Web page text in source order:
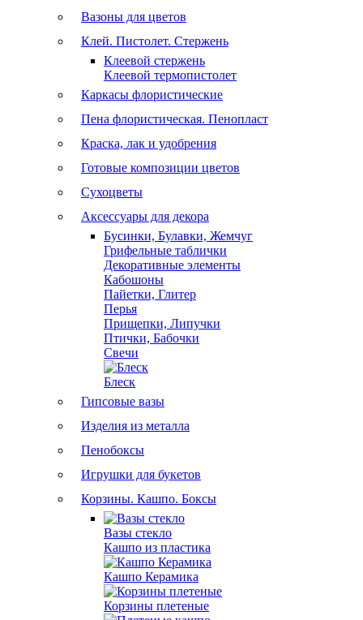
Вазоны для цветов
Клей. Пистолет. Стержень
Клеевой стержень
Клеевой термопистолет
Каркасы флористические
Пена флористическая. Пенопласт
Краска, лак и удобрения
Готовые композиции цветов
Сухоцветы
Аксессуары для декора
Бусинки, Булавки, Жемчуг
Грифельные таблички
Декоративные элементы
Кабошоны
Пайетки, Глитер
Перья
Прищепки, Липучки
Птички, Бабочки
Свечи
Блеск
Гипсовые вазы
Изделия из металла
Пенобоксы
Игрушки для букетов
Корзины. Кашпо. Боксы
Вазы стекло
Кашпо из пластика
Кашпо Керамика
Корзины плетеные